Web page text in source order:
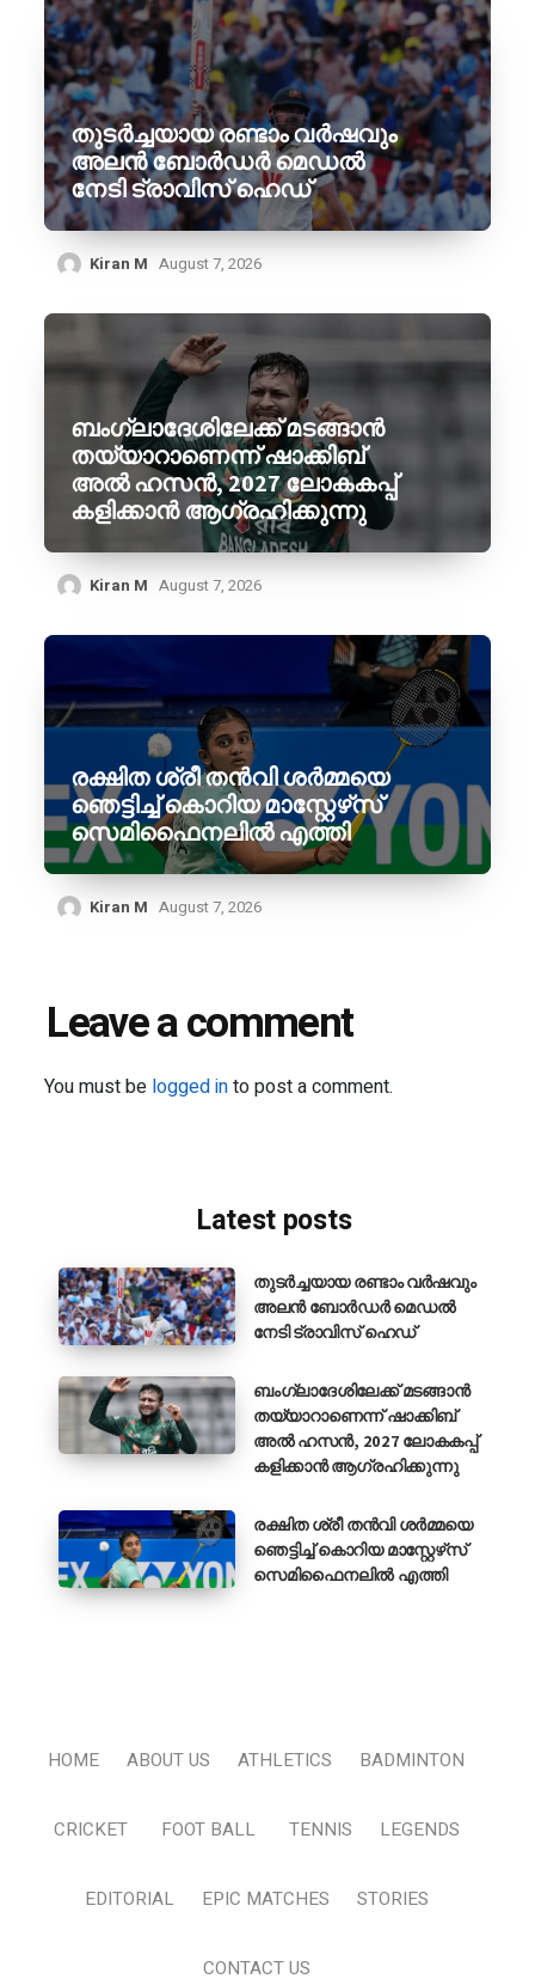
തുടർച്ചയായ രണ്ടാം വർഷവും
അലൻ ബോർഡർ മെഡൽ
നേടി ട്രാവിസ് ഹെഡ്
Kiran M August 7, 2026
ബംഗ്ലാദേശിലേക്ക് മടങ്ങാൻ
തയ്യാറാണെന്ന് ഷാക്കിബ്
അൽ ഹസൻ, 2027 ലോകകപ്പ്
കളിക്കാൻ ആഗ്രഹിക്കുന്നു
Kiran M August 7, 2026
രക്ഷിത ശ്രീ തൻവി ശർമ്മയെ
ഞെട്ടിച്ച് കൊറിയ മാസ്റ്റേഴ്‌സ്
സെമിഫൈനലിൽ എത്തി
Kiran M August 7, 2026
Leave a comment
You must be logged into post a comment.
Latest posts
തുടർച്ചയായ രണ്ടാം വർഷവും
അലൻ ബോർഡർ മെഡൽ
നേടി ട്രാവിസ് ഹെഡ്
ബംഗ്ലാദേശിലേക്ക് മടങ്ങാൻ
തയ്യാറാണെന്ന് ഷാക്കിബ്
അൽ ഹസൻ, 2027 ലോകകപ്പ്
കളിക്കാൻ ആഗ്രഹിക്കുന്നു
രക്ഷിത ശ്രീ തൻവി ശർമ്മയെ
ഞെട്ടിച്ച് കൊറിയ മാസ്റ്റേഴ്‌സ്
സെമിഫൈനലിൽ എത്തി
HOME ABOUT US ATHLETICS BADMINTON
CRICKET FOOT BALL TENNIS LEGENDS
EDITORIAL EPIC MATCHES STORIES
CONTACT US